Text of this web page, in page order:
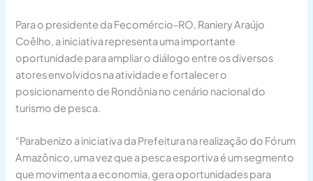
Para o presidente da Fecomércio-RO, Raniery Araújo
Coêlho, a iniciativa representa uma importante
oportunidade para ampliar o diálogo entre os diversos
atores envolvidos na atividade e fortalecer o
posicionamento de Rondônia no cenário nacional do
turismo de pesca.
“Parabenizo a iniciativa da Prefeitura na realização do Fórum
Amazônico, uma vez que a pesca esportiva é um segmento
que movimenta a economia, gera oportunidades para